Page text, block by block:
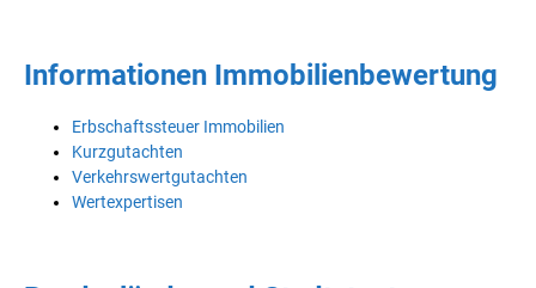
Informationen Immobilienbewertung
Erbschaftssteuer Immobilien
Kurzgutachten
Verkehrswertgutachten
Wertexpertisen